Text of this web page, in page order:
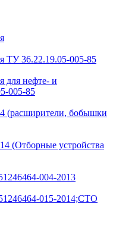
ТУ 36.22.19.05-005-85
для нефте- и
005-85
(расширители, бобышки
(Отборные устройства
004-2013
015-2014;СТО